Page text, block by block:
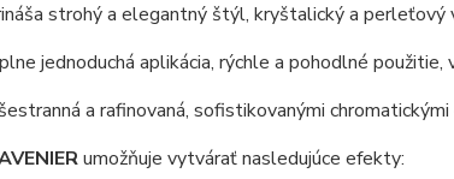
strohý a elegantný štýl, kryštalický a perleťový
jednoduchá aplikácia, rýchle a pohodlné
a rafinovaná, sofistikovanými
umožňuje vytvárať nasledujúce efekty: